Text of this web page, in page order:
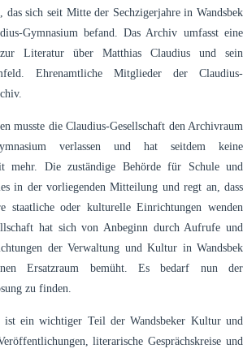
sich seit Mitte der Sechzigerjahre in Wandsbek
Gymnasium befand. Das Archiv umfasst eine
Literatur über Matthias Claudius und sein
Ehrenamtliche Mitglieder der Claudius-
musste die Claudius-Gesellschaft den Archivraum
verlassen und hat seitdem keine
mehr. Die zuständige Behörde für Schule und
in der vorliegenden Mitteilung und regt an, dass
staatliche oder kulturelle Einrichtungen wenden
hat sich von Anbeginn durch Aufrufe und
der Verwaltung und Kultur in Wandsbek
Ersatzraum bemüht. Es bedarf nun der
zu finden.
ist ein wichtiger Teil der Wandsbeker Kultur und
literarische Gesprächskreise und